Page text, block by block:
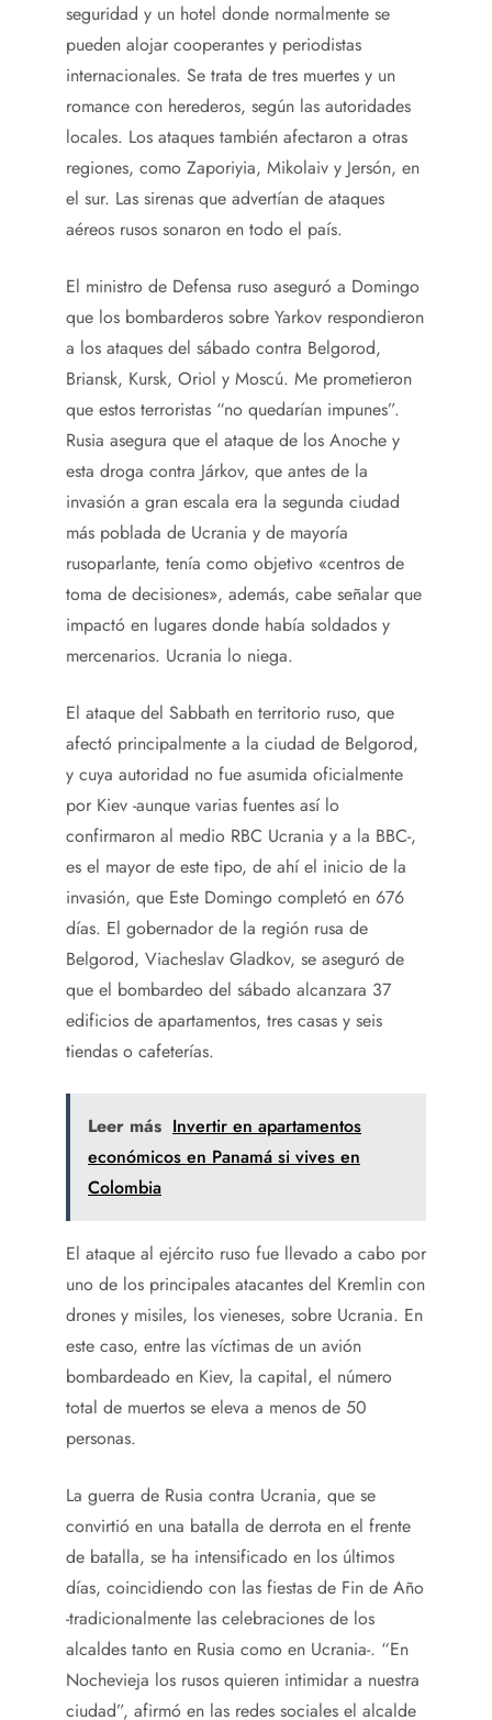
seguridad y un hotel donde normalmente se
pueden alojar cooperantes y periodistas
internacionales. Se trata de tres muertes y un
romance con herederos, según las autoridades
locales. Los ataques también afectaron a otras
regiones, como Zaporiyia, Mikolaiv y Jersón, en
el sur. Las sirenas que advertían de ataques
aéreos rusos sonaron en todo el país.
El ministro de Defensa ruso aseguró a Domingo
que los bombarderos sobre Yarkov respondieron
a los ataques del sábado contra Belgorod,
Briansk, Kursk, Oriol y Moscú. Me prometieron
que estos terroristas “no quedarían impunes”.
Rusia asegura que el ataque de los Anoche y
esta droga contra Járkov, que antes de la
invasión a gran escala era la segunda ciudad
más poblada de Ucrania y de mayoría
rusoparlante, tenía como objetivo «centros de
toma de decisiones», además, cabe señalar que
impactó en lugares donde había soldados y
mercenarios. Ucrania lo niega.
El ataque del Sabbath en territorio ruso, que
afectó principalmente a la ciudad de Belgorod,
y cuya autoridad no fue asumida oficialmente
por Kiev -aunque varias fuentes así lo
confirmaron al medio RBC Ucrania y a la BBC-,
es el mayor de este tipo, de ahí el inicio de la
invasión, que Este Domingo completó en 676
días. El gobernador de la región rusa de
Belgorod, Viacheslav Gladkov, se aseguró de
que el bombardeo del sábado alcanzara 37
edificios de apartamentos, tres casas y seis
tiendas o cafeterías.
Leer más Invertir en apartamentos
económicos en Panamá si vives en
Colombia
El ataque al ejército ruso fue llevado a cabo por
uno de los principales atacantes del Kremlin con
drones y misiles, los vieneses, sobre Ucrania. En
este caso, entre las víctimas de un avión
bombardeado en Kiev, la capital, el número
total de muertos se eleva a menos de 50
personas.
La guerra de Rusia contra Ucrania, que se
convirtió en una batalla de derrota en el frente
de batalla, se ha intensificado en los últimos
días, coincidiendo con las fiestas de Fin de Año
-tradicionalmente las celebraciones de los
alcaldes tanto en Rusia como en Ucrania-. “En
Nochevieja los rusos quieren intimidar a nuestra
ciudad”, afirmó en las redes sociales el alcalde